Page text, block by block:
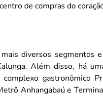
de compras do
diversos segmentos
Além disso, há
gastronômico
Anhangabaú e